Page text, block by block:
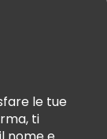
le tue
ti